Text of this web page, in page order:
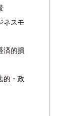
ネスモ
済的損
的・政